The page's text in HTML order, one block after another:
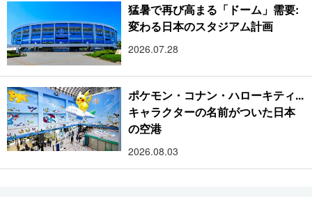
猛暑で再び高まる「ドーム」需要:
変わる日本のスタジアム計画
2026.07.28
ポケモン・コナン・ハローキティ...
キャラクターの名前がついた日本
の空港
2026.08.03